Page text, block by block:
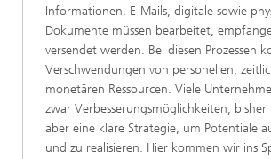
Informationen. E-Mails, digitale sowie
Dokumente müssen bearbeitet,
versendet werden. Bei diesen Prozessen
Verschwendungen von personellen,
monetären Ressourcen. Viele
zwar Verbesserungsmöglichkeiten,
aber eine klare Strategie, um Potentiale
und zu realisieren. Hier kommen wir ins